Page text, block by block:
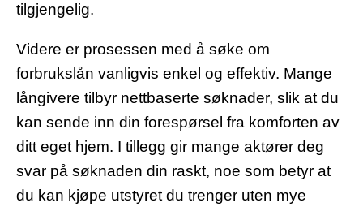
tilgjengelig.
Videre er prosessen med å søke om
forbrukslån vanligvis enkel og effektiv. Mange
långivere tilbyr nettbaserte søknader, slik at du
kan sende inn din forespørsel fra komforten av
ditt eget hjem. I tillegg gir mange aktører deg
svar på søknaden din raskt, noe som betyr at
du kan kjøpe utstyret du trenger uten mye